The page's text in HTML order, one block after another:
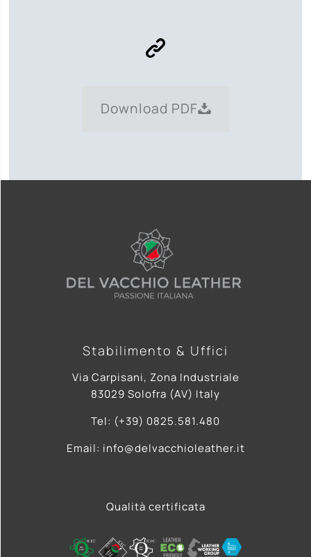
Download PDF
Stabilimento & Uffici
Via Carpisani, Zona Industriale
83029 Solofra (AV) Italy
Tel: (+39) 0825.581.480
Email: info@delvacchioleather.it
Qualità certificata